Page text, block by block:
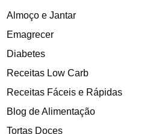
Almoço e Jantar
Emagrecer
Diabetes
Receitas Low Carb
Receitas Fáceis e Rápidas
Blog de Alimentação
Tortas Doces